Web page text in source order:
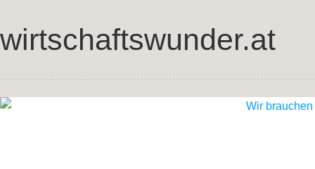
wirtschaftswunder.at